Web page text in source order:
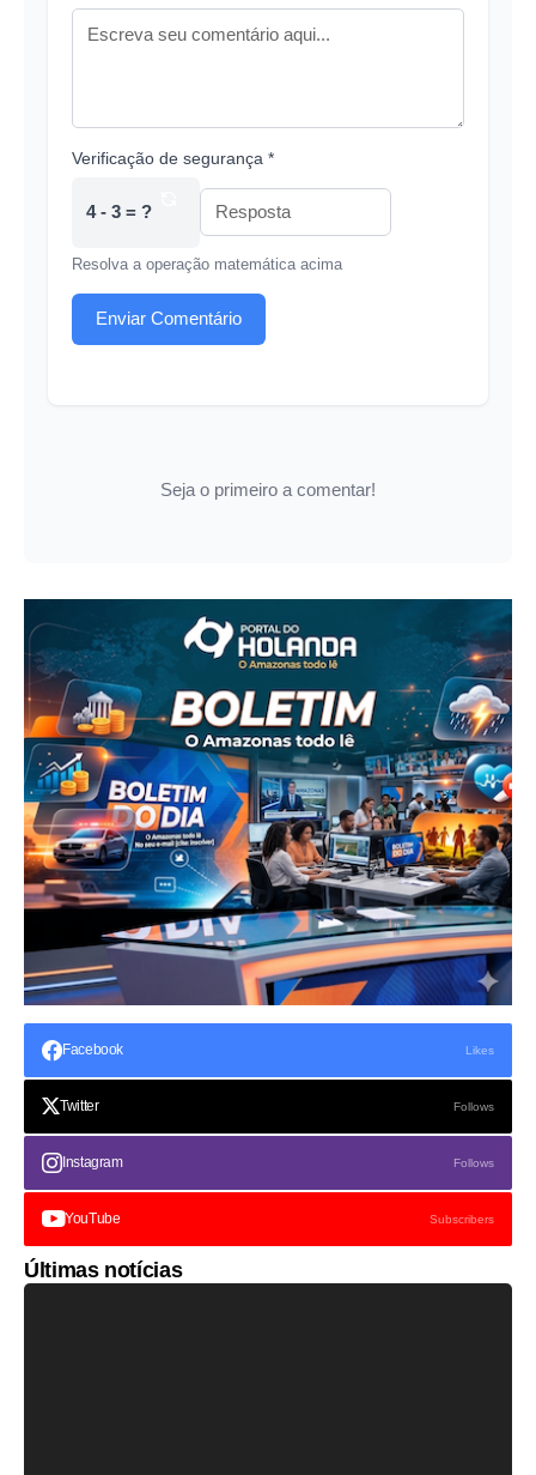
Verificação de segurança *
4 - 3 = ?
Resolva a operação matemática acima
Enviar Comentário
Seja o primeiro a comentar!
Facebook Likes
Twitter Follows
Instagram Follows
YouTube Subscribers
Últimas notícias